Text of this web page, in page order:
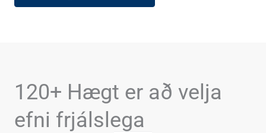
120+ Hægt er að velja
efni frjálslega